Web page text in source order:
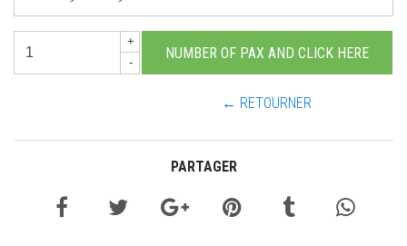
+
-
← RETOURNER
PARTAGER